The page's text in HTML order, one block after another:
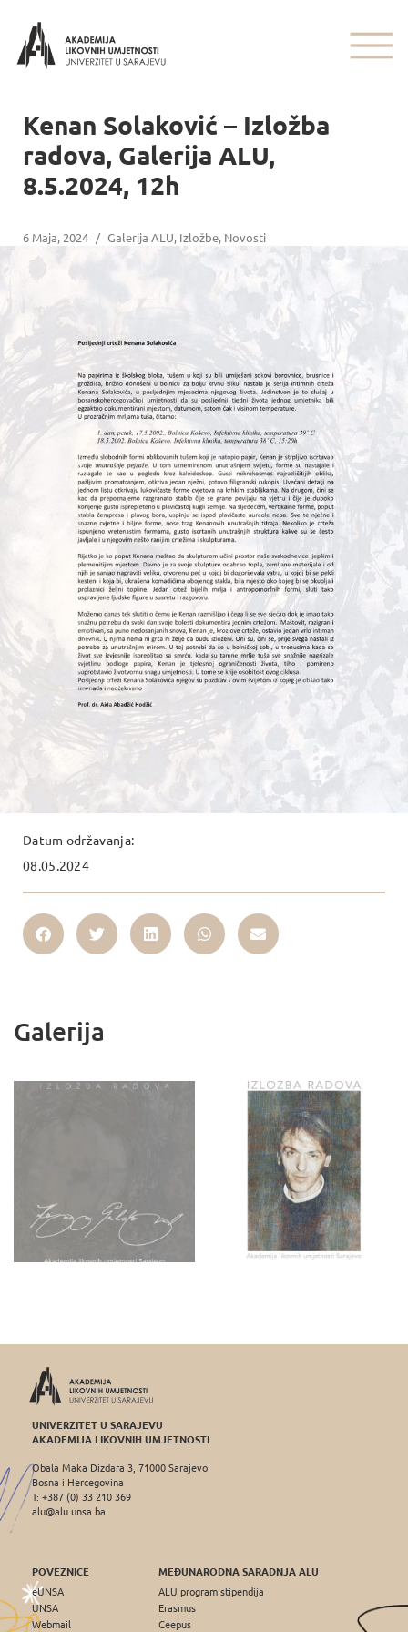
Kenan Solaković – Izložba
radova, Galerija ALU,
8.5.2024, 12h
6 Maja, 2024 / Galerija ALU, Izložbe, Novosti
Datum održavanja:
08.05.2024
Galerija
UNIVERZITET U SARAJEVU
AKADEMIJA LIKOVNIH UMJETNOSTI
Obala Maka Dizdara 3, 71000 Sarajevo
Bosna i Hercegovina
T: +387 (0) 33 210 369
alu@alu.unsa.ba
POVEZNICE
eUNSA
UNSA
Webmail
MEĐUNARODNA SARADNJA ALU
ALU program stipendija
Erasmus
Ceepus